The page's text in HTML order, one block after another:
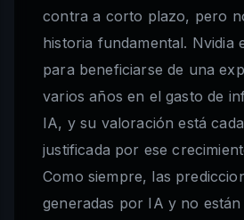
contra a corto plazo, pero
historia fundamental. Nvidia
para beneficiarse de una
varios años en el gasto de
IA, y su valoración está
justificada por ese
Como siempre, las
generadas por IA y no están